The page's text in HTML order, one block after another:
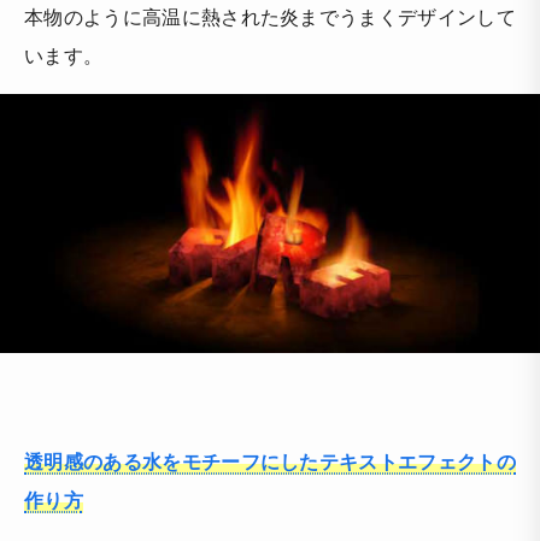
本物のように高温に熱された炎までうまくデザインして
います。
透明感のある水をモチーフにしたテキストエフェクトの
作り方